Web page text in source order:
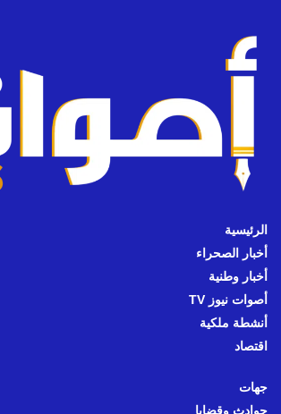
الرئيسية
أخبار الصحراء
أخبار وطنية
أصوات نيوز TV
أنشطة ملكية
اقتصاد
جهات
حوادث وقضايا